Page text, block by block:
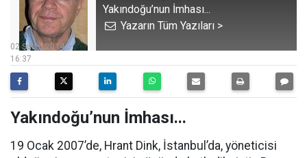
Yakındoğu’nun İmhası...
Yazarın Tüm Yazıları >
16:37
02 Şubat 2014
Yakındoğu’nun İmhası...
19 Ocak 2007’de, Hrant Dink, İstanbul’da, yöneticisi